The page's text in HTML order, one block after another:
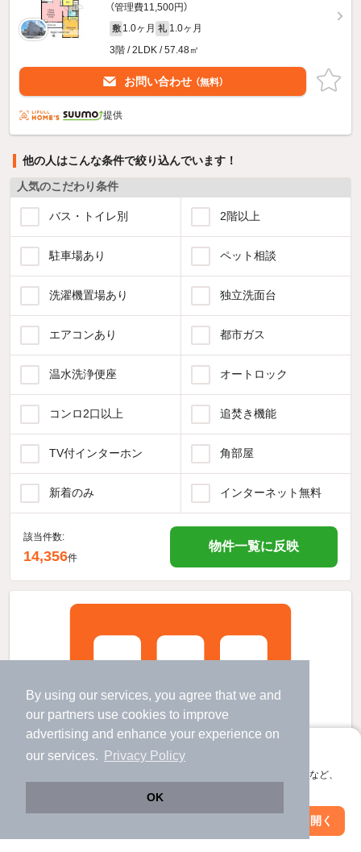
By using our services, you agree that we and
our partners use cookies to improve
advertising and enhance your experience on
our services.
Privacy Policy
OK
アプリに切り替えて、サクサクお部屋探し
会員登録なしですぐ使える。マップ検索やお気に入り保存など、
アプリを開く
（管理費11,500円）
敷 1.0ヶ月 礼 1.0ヶ月
3階 / 2LDK / 57.48㎡
お問い合わせ （無料）
提供
他の人はこんな条件で絞り込んでいます！
人気のこだわり条件
バス・トイレ別 2階以上
駐車場あり ペット相談
洗濯機置場あり 独立洗面台
エアコンあり 都市ガス
温水洗浄便座 オートロック
コンロ2口以上 追焚き機能
TV付インターホン 角部屋
新着のみ インターネット無料
該当件数:
14,356件
物件一覧に反映
絞り込み条件を変更